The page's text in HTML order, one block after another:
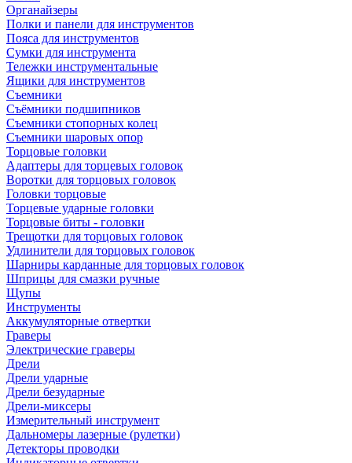
Органайзеры
Полки и панели для инструментов
Пояса для инструментов
Сумки для инструмента
Тележки инструментальные
Ящики для инструментов
Съемники
Съёмники подшипников
Съемники стопорных колец
Съемники шаровых опор
Торцовые головки
Адаптеры для торцевых головок
Воротки для торцовых головок
Головки торцовые
Торцевые ударные головки
Торцовые биты - головки
Трещотки для торцовых головок
Удлинители для торцовых головок
Шарниры карданные для торцовых головок
Шприцы для смазки ручные
Щупы
Инструменты
Аккумуляторные отвертки
Граверы
Электрические граверы
Дрели
Дрели ударные
Дрели безударные
Дрели-миксеры
Измерительный инструмент
Дальномеры лазерные (рулетки)
Детекторы проводки